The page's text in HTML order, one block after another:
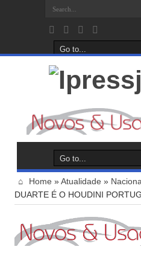
Home »Atualidade »
DUARTE É O HOUDINI